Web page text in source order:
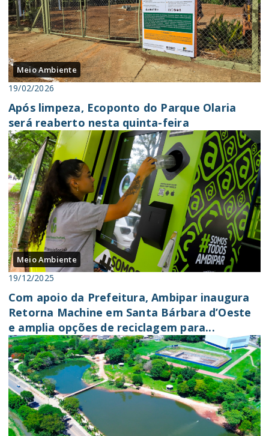
Meio Ambiente
19/02/2026
Após limpeza, Ecoponto do Parque Olaria
será reaberto nesta quinta-feira
Meio Ambiente
19/12/2025
Com apoio da Prefeitura, Ambipar inaugura
Retorna Machine em Santa Bárbara d’Oeste
e amplia opções de reciclagem para...